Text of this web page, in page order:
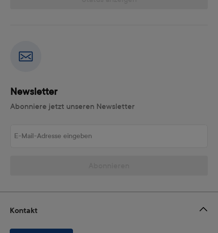
Newsletter
Abonniere jetzt unseren Newsletter
Kontakt